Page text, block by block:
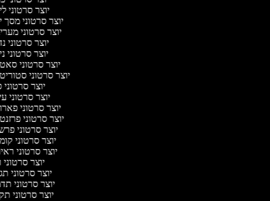
יוצר סרטוני
יוצר סרטוני מסך
יוצר סרטוני
יוצר סרטוני
יוצר סרטוני
יוצר סרטוני
יוצר סרטוני
יוצר
יוצר סרטוני
יוצר סרטוני
יוצר סרטוני
יוצר סרטוני
יוצר סרטוני
יוצר סרטוני
יוצר
יוצר סרטוני
יוצר סרטוני
יוצר סרטוני